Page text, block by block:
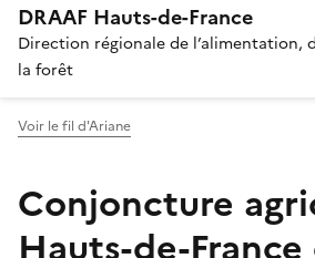
DRAAF Hauts-de-France
Direction régionale de l’alimentation,
la forêt
Voir le fil d'Ariane
Conjoncture